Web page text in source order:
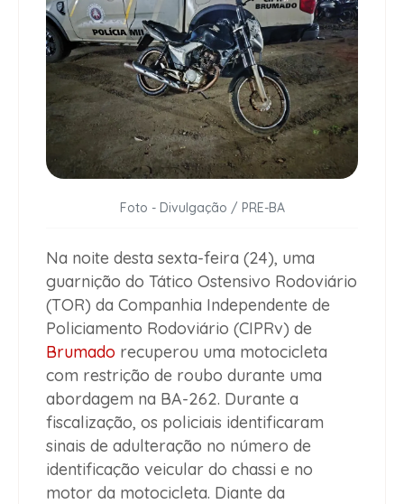
Foto - Divulgação / PRE-BA
Na noite desta sexta-feira (24), uma
guarnição do Tático Ostensivo Rodoviário
(TOR) da Companhia Independente de
Policiamento Rodoviário (CIPRv) de
Brumado recuperou uma motocicleta
com restrição de roubo durante uma
abordagem na BA-262. Durante a
fiscalização, os policiais identificaram
sinais de adulteração no número de
identificação veicular do chassi e no
motor da motocicleta. Diante da